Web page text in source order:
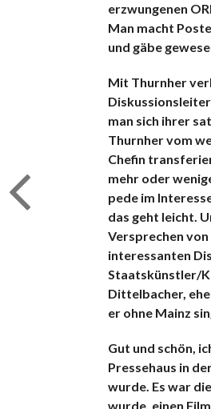
erzwungenen
Man macht
und gäbe
Mit Thurnher
man sich ihrer
Thurnher vom
Chefin
mehr oder
pede im
das geht leicht.
Versprechen
interessanten
Staatskünstler/
Dittelbacher,
er ohne Mainz
Gut und schön,
Pressehaus in
wurde. Es war
wurde, einen